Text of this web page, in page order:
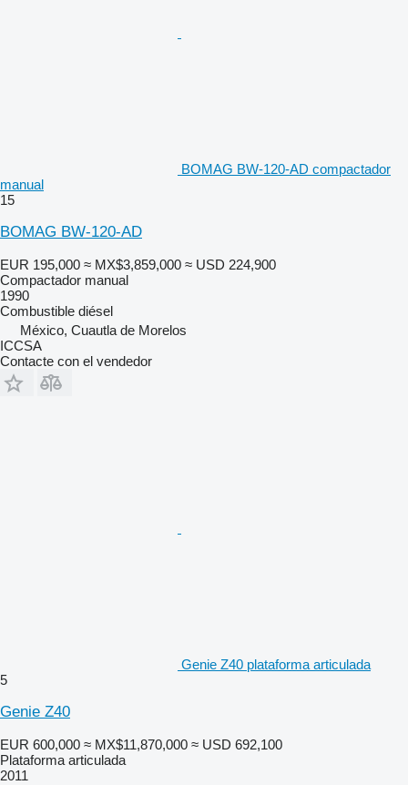
BOMAG BW-120-AD compactador
manual
15
BOMAG BW-120-AD
EUR 195,000 ≈ MX$3,859,000 ≈ USD 224,900
Compactador manual
1990
Combustible diésel
México, Cuautla de Morelos
ICCSA
Contacte con el vendedor
Genie Z40 plataforma articulada
5
Genie Z40
EUR 600,000 ≈ MX$11,870,000 ≈ USD 692,100
Plataforma articulada
2011